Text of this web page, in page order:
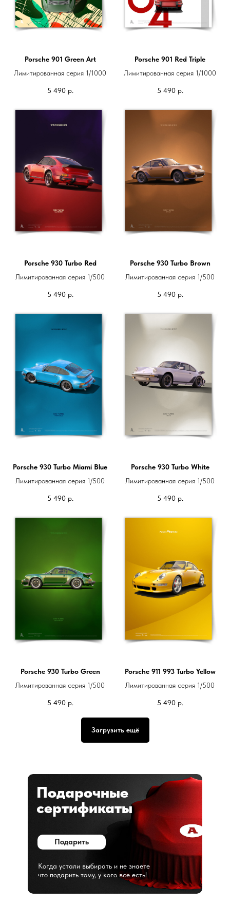
Porsche 901 Green Art
Лимитированная серия 1/1000
5 490 р.
Porsche 901 Red Triple
Лимитированная серия 1/1000
5 490 р.
Porsche 930 Turbo Red
Лимитированная серия 1/500
5 490 р.
Porsche 930 Turbo Brown
Лимитированная серия 1/500
5 490 р.
Porsche 930 Turbo Miami Blue
Лимитированная серия 1/500
5 490 р.
Porsche 930 Turbo White
Лимитированная серия 1/500
5 490 р.
Porsche 930 Turbo Green
Лимитированная серия 1/500
5 490 р.
Porsche 911 993 Turbo Yellow
Лимитированная серия 1/500
5 490 р.
Загрузить ещё
Подарочные
сертификаты
Когда устали выбирать и не знаете
что подарить тому, у кого все есть!
Подарить